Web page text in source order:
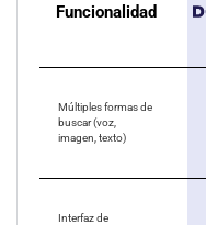
Funcionalidad
Múltiples formas de
buscar (voz,
imagen, texto)
Interfaz de